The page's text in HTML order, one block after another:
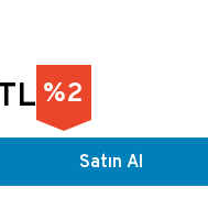
%2
Satın Al